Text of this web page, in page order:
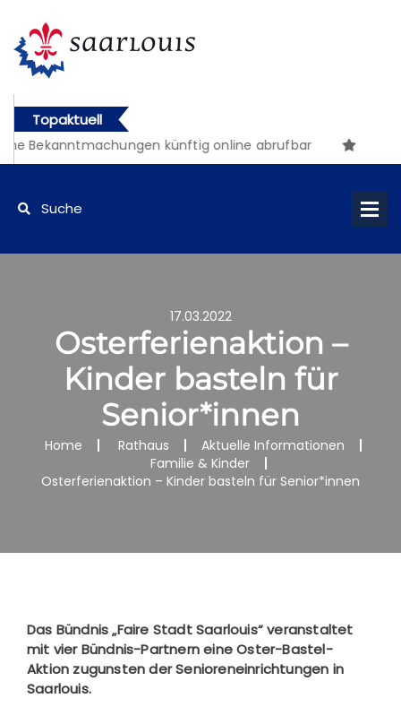
Topaktuell
Bekanntmachungen künftig online abrufbar
17.03.2022
Osterferienaktion –
Kinder basteln für
Senior*innen
Home Rathaus
Aktuelle Informationen
Familie & Kinder
Osterferienaktion – Kinder basteln für Senior*innen
Das Bündnis „Faire Stadt Saarlouis“ veranstaltet
mit vier Bündnis-Partnern eine Oster-Bastel-
Aktion zugunsten der Senioreneinrichtungen in
Saarlouis.